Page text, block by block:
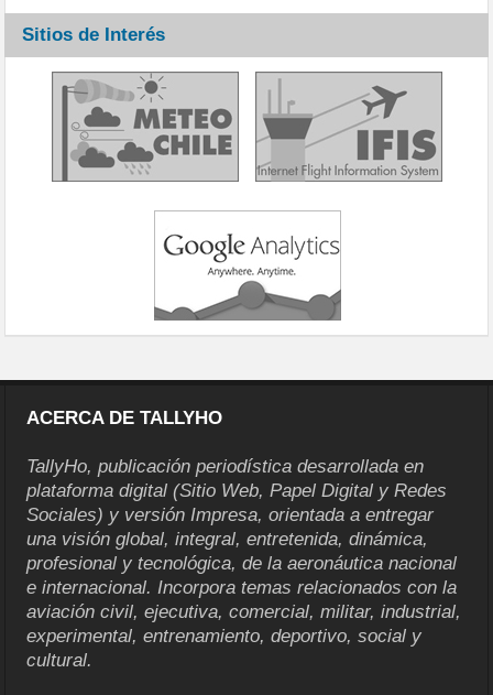
Sitios de Interés
ACERCA DE TALLYHO
TallyHo, publicación periodística desarrollada en
plataforma digital (Sitio Web, Papel Digital y Redes
Sociales) y versión Impresa, orientada a entregar
una visión global, integral, entretenida, dinámica,
profesional y tecnológica, de la aeronáutica nacional
e internacional. Incorpora temas relacionados con la
aviación civil, ejecutiva, comercial, militar, industrial,
experimental, entrenamiento, deportivo, social y
cultural.